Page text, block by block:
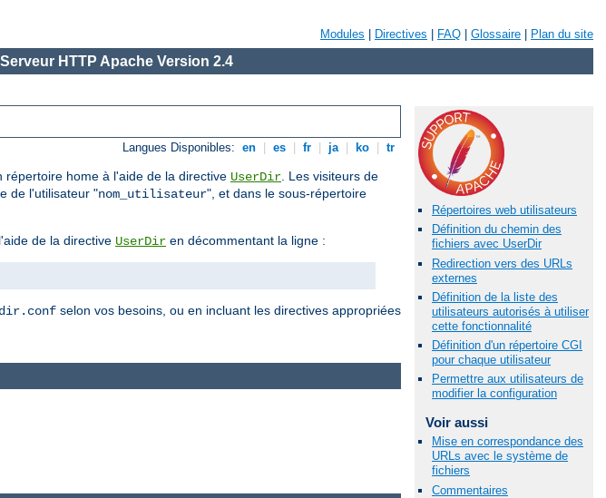
Modules Directives FAQ Glossaire Plan du site
Serveur HTTP Apache Version 2.4
Langues Disponibles: en es fr ja ko tr
home à l'aide de la directive UserDir. Les visiteurs de
de l'utilisateur "nom_utilisateur", et dans le sous-répertoire
de la directive UserDir en décommentant la ligne :
selon vos besoins, ou en incluant les directives appropriées
Répertoires web utilisateurs
Définition du chemin des
fichiers avec UserDir
Redirection vers des URLs
externes
Définition de la liste des
utilisateurs autorisés à utiliser
cette fonctionnalité
Définition d'un répertoire CGI
pour chaque utilisateur
Permettre aux utilisateurs de
modifier la configuration
Voir aussi
Mise en correspondance des
URLs avec le système de
fichiers
Commentaires